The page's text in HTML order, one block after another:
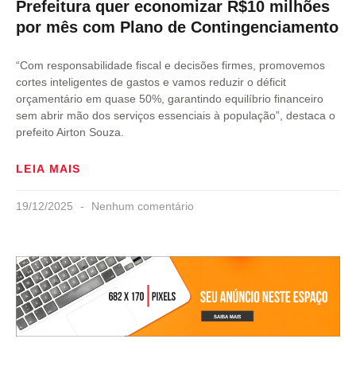
Prefeitura quer economizar R$10 milhões
por mês com Plano de Contingenciamento
“Com responsabilidade fiscal e decisões firmes, promovemos
cortes inteligentes de gastos e vamos reduzir o déficit
orçamentário em quase 50%, garantindo equilíbrio financeiro
sem abrir mão dos serviços essenciais à população”, destaca o
prefeito Airton Souza.
LEIA MAIS
19/12/2025 Nenhum comentário